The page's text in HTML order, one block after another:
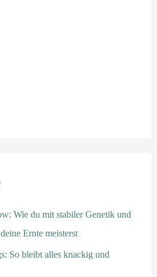
Wie du mit stabiler Genetik und
Ernte meisterst
So bleibt alles knackig und